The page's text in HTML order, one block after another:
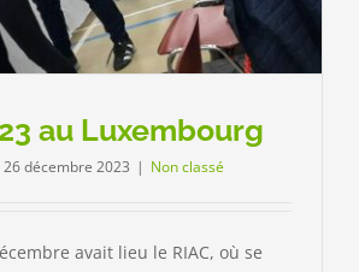
au Luxembourg
26 décembre 2023 | Non classé
avait lieu le RIAC, où se